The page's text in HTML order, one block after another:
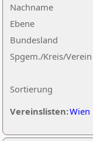
Nachname
Ebene
Sortierung
Bundesland
Spgem./Kreis/Verein
Vereinslisten:Wien